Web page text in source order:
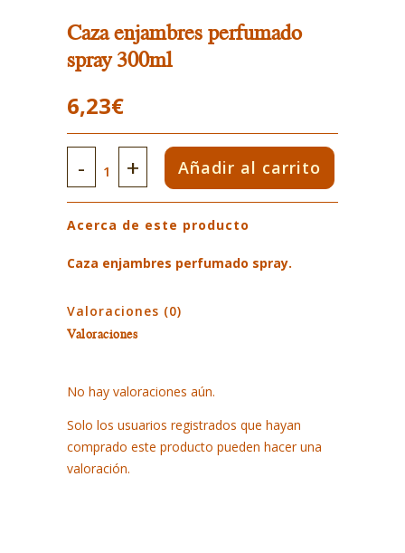
Caza enjambres perfumado
spray 300ml
6,23€
perfumado
spray
quantity
Añadir al carrito
Acerca de este producto
Caza enjambres perfumado spray.
Valoraciones (0)
Valoraciones
No hay valoraciones aún.
Solo los usuarios registrados que hayan
comprado este producto pueden hacer una
valoración.